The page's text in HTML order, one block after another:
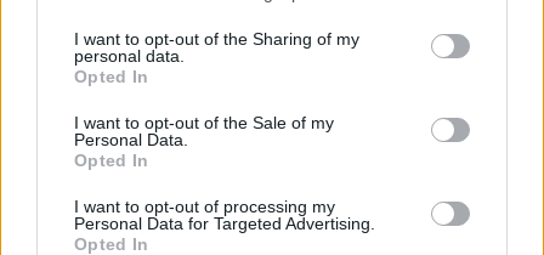
I want to opt-out of the Sharing of my
personal data.
Opted In
I want to opt-out of the Sale of my
Personal Data.
Opted In
I want to opt-out of processing my
Personal Data for Targeted Advertising.
Opted In
Τι κυβέρνηση θέλουν μετά τις εκλογές